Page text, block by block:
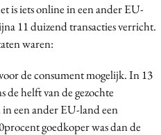
is iets online in een ander EU-
11 duizend transacties verricht.
waren:
de consument mogelijk. In 13
de helft van de gezochte
een ander EU-land een
goedkoper was dan de